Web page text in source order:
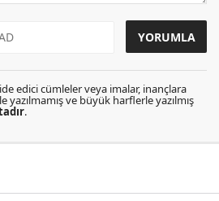
edici cümleler veya imalar, inançlara
yazılmamış ve büyük harflerle yazılmış
.